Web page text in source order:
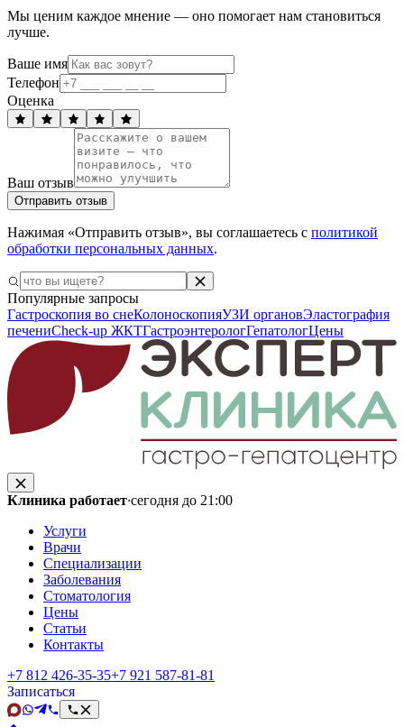
Мы ценим каждое мнение — оно помогает нам становиться
лучше.
Ваше имя
Телефон
Оценка
Ваш отзыв
Отправить отзыв
Нажимая «Отправить отзыв», вы соглашаетесь с политикой
обработки персональных данных.
Популярные запросы
Гастроскопия во снеКолоноскопияУЗИ органовЭластография
печениCheck-up ЖКТГастроэнтерологГепатологЦены
Клиника работает·сегодня до 21:00
Услуги
Врачи
Специализации
Заболевания
Стоматология
Цены
Статьи
Контакты
+7 812 426‑35‑35+7 921 587‑81‑81
Записаться